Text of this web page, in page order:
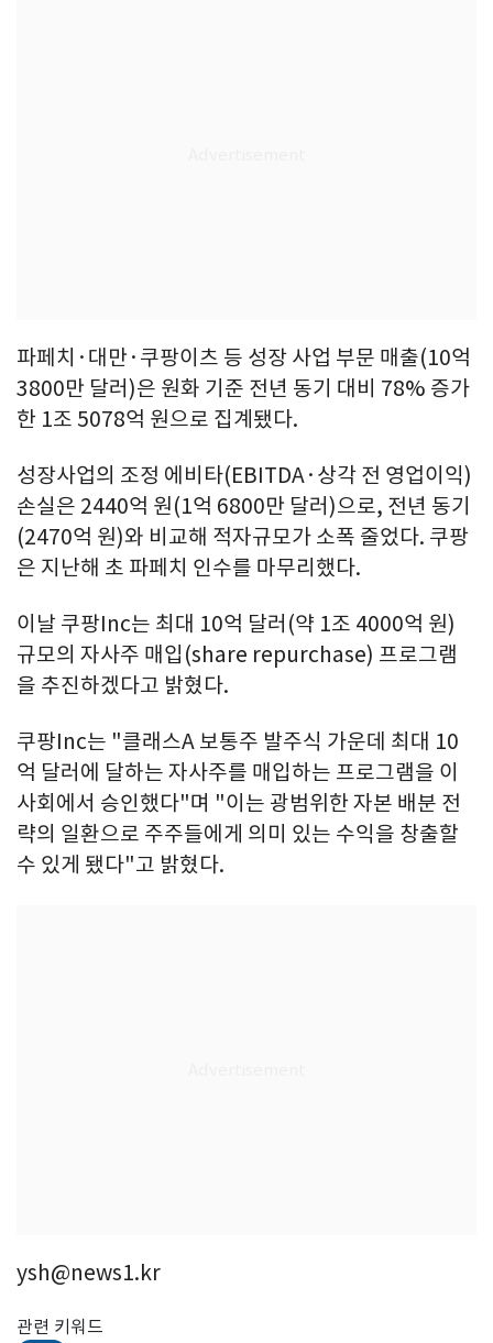
파페치·대만·쿠팡이츠 등 성장 사업 부문 매출(10억
3800만 달러)은 원화 기준 전년 동기 대비 78% 증가
한 1조 5078억 원으로 집계됐다.
성장사업의 조정 에비타(EBITDA·상각 전 영업이익)
손실은 2440억 원(1억 6800만 달러)으로, 전년 동기
(2470억 원)와 비교해 적자규모가 소폭 줄었다. 쿠팡
은 지난해 초 파페치 인수를 마무리했다.
이날 쿠팡Inc는 최대 10억 달러(약 1조 4000억 원)
규모의 자사주 매입(share repurchase) 프로그램
을 추진하겠다고 밝혔다.
쿠팡Inc는 "클래스A 보통주 발주식 가운데 최대 10
억 달러에 달하는 자사주를 매입하는 프로그램을 이
사회에서 승인했다"며 "이는 광범위한 자본 배분 전
략의 일환으로 주주들에게 의미 있는 수익을 창출할
수 있게 됐다"고 밝혔다.
ysh@news1.kr
관련 키워드